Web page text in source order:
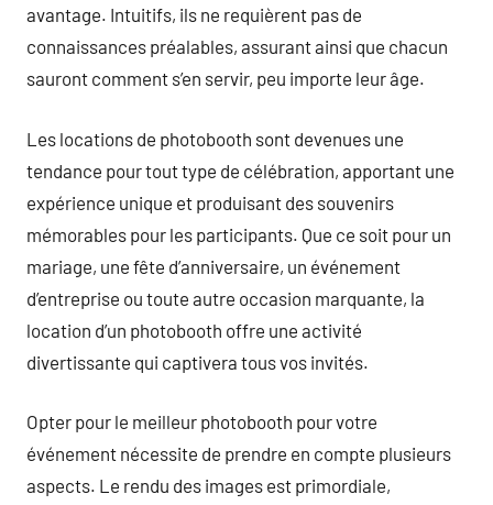
avantage. Intuitifs, ils ne requièrent pas de
connaissances préalables, assurant ainsi que chacun
sauront comment s’en servir, peu importe leur âge.
Les locations de photobooth sont devenues une
tendance pour tout type de célébration, apportant une
expérience unique et produisant des souvenirs
mémorables pour les participants. Que ce soit pour un
mariage, une fête d’anniversaire, un événement
d’entreprise ou toute autre occasion marquante, la
location d’un photobooth offre une activité
divertissante qui captivera tous vos invités.
Opter pour le meilleur photobooth pour votre
événement nécessite de prendre en compte plusieurs
aspects. Le rendu des images est primordiale,